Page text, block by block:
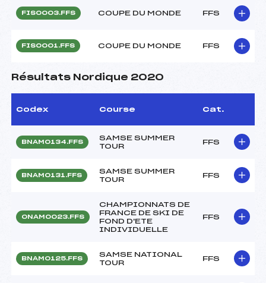
FIS0003.FFS COUPE DU MONDE FFS
FIS0001.FFS COUPE DU MONDE FFS
Résultats Nordique 2020
Codex Course Cat.
BNAM0134.FFS
SAMSE SUMMER
TOUR
FFS
BNAM0131.FFS
SAMSE SUMMER
TOUR
FFS
ONAM0023.FFS
CHAMPIONNATS DE
FRANCE DE SKI DE
FOND D'ETE
INDIVIDUELLE
FFS
BNAM0125.FFS
SAMSE NATIONAL
TOUR
FFS